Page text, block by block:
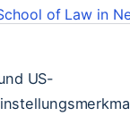
of Law in
US-